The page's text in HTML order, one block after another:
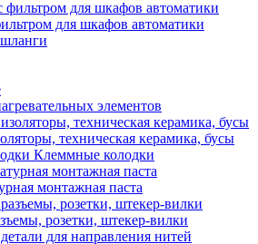
для шкафов автоматики
элементов
техническая керамика, бусы
Клеммные колодки
монтажная паста
розетки, штекер-вилки